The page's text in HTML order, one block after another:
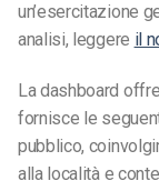
un’esercitazione
analisi, leggere il
La dashboard
fornisce le
pubblico,
alla località e